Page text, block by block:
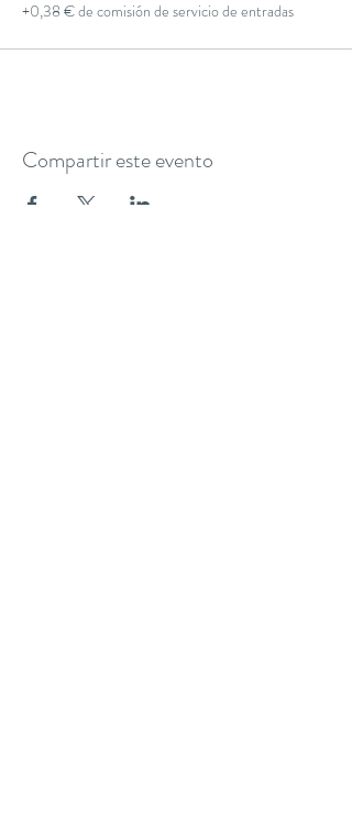
+0,38 € de comisión de servicio de entradas
Compartir este evento